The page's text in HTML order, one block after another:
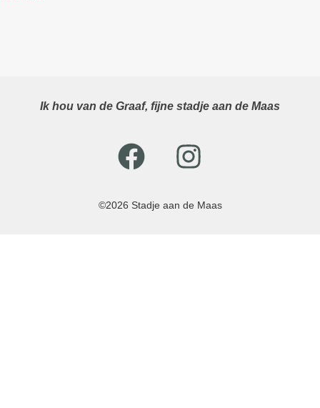
Ik hou van de Graaf, fijne stadje aan de Maas
©2026 Stadje aan de Maas